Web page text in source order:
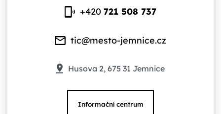
+420721 508 737
tic@mesto-jemnice.cz
Husova 2, 675 31 Jemnice
Informační centrum